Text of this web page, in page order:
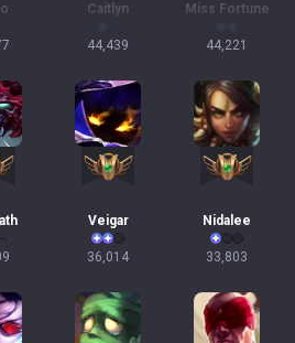
Caitlyn
44,439
Miss Fortune
44,221
Veigar
36,014
Nidalee
33,803